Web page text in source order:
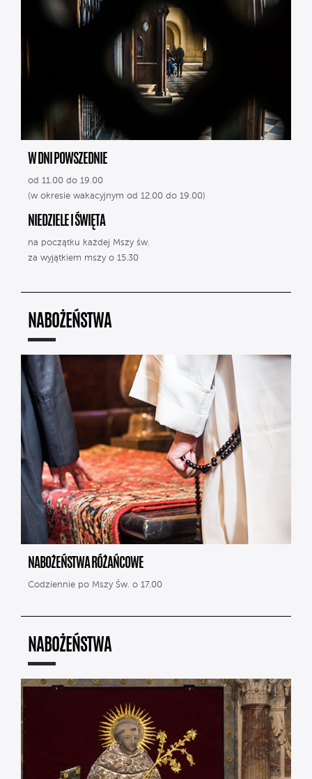
W DNI POWSZEDNIE
od 11.00 do 19.00
(w okresie wakacyjnym od 12.00 do 19.00)
NIEDZIELE I ŚWIĘTA
na początku każdej Mszy św.
za wyjątkiem mszy o 15.30
NABOŻEŃSTWA
NABOŻEŃSTWA RÓŻAŃCOWE
Codziennie po Mszy Św. o 17.00
NABOŻEŃSTWA